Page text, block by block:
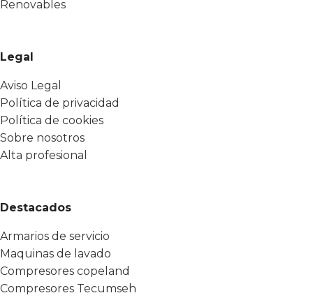
Renovables
Legal
Aviso Legal
Política de privacidad
Política de cookies
Sobre nosotros
Alta profesional
Destacados
Armarios de servicio
Maquinas de lavado
Compresores copeland
Compresores Tecumseh